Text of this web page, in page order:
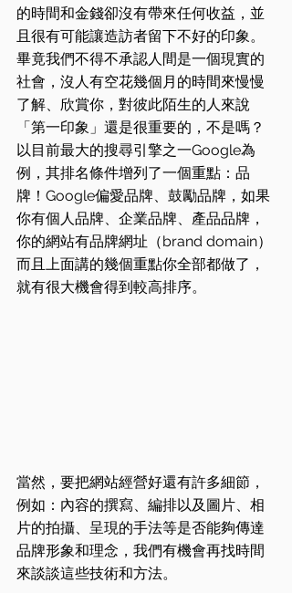
的時間和金錢卻沒有帶來任何收益，並
且很有可能讓造訪者留下不好的印象。
畢竟我們不得不承認人間是一個現實的
社會，沒人有空花幾個月的時間來慢慢
了解、欣賞你，對彼此陌生的人來說
「第一印象」還是很重要的，不是嗎？
以目前最大的搜尋引擎之一Google為
例，其排名條件增列了一個重點：品
牌！Google偏愛品牌、鼓勵品牌，如果
你有個人品牌、企業品牌、產品品牌，
你的網站有品牌網址（brand domain）
而且上面講的幾個重點你全部都做了，
就有很大機會得到較高排序。
當然，要把網站經營好還有許多細節，
例如：內容的撰寫、編排以及圖片、相
片的拍攝、呈現的手法等是否能夠傳達
品牌形象和理念，我們有機會再找時間
來談談這些技術和方法。